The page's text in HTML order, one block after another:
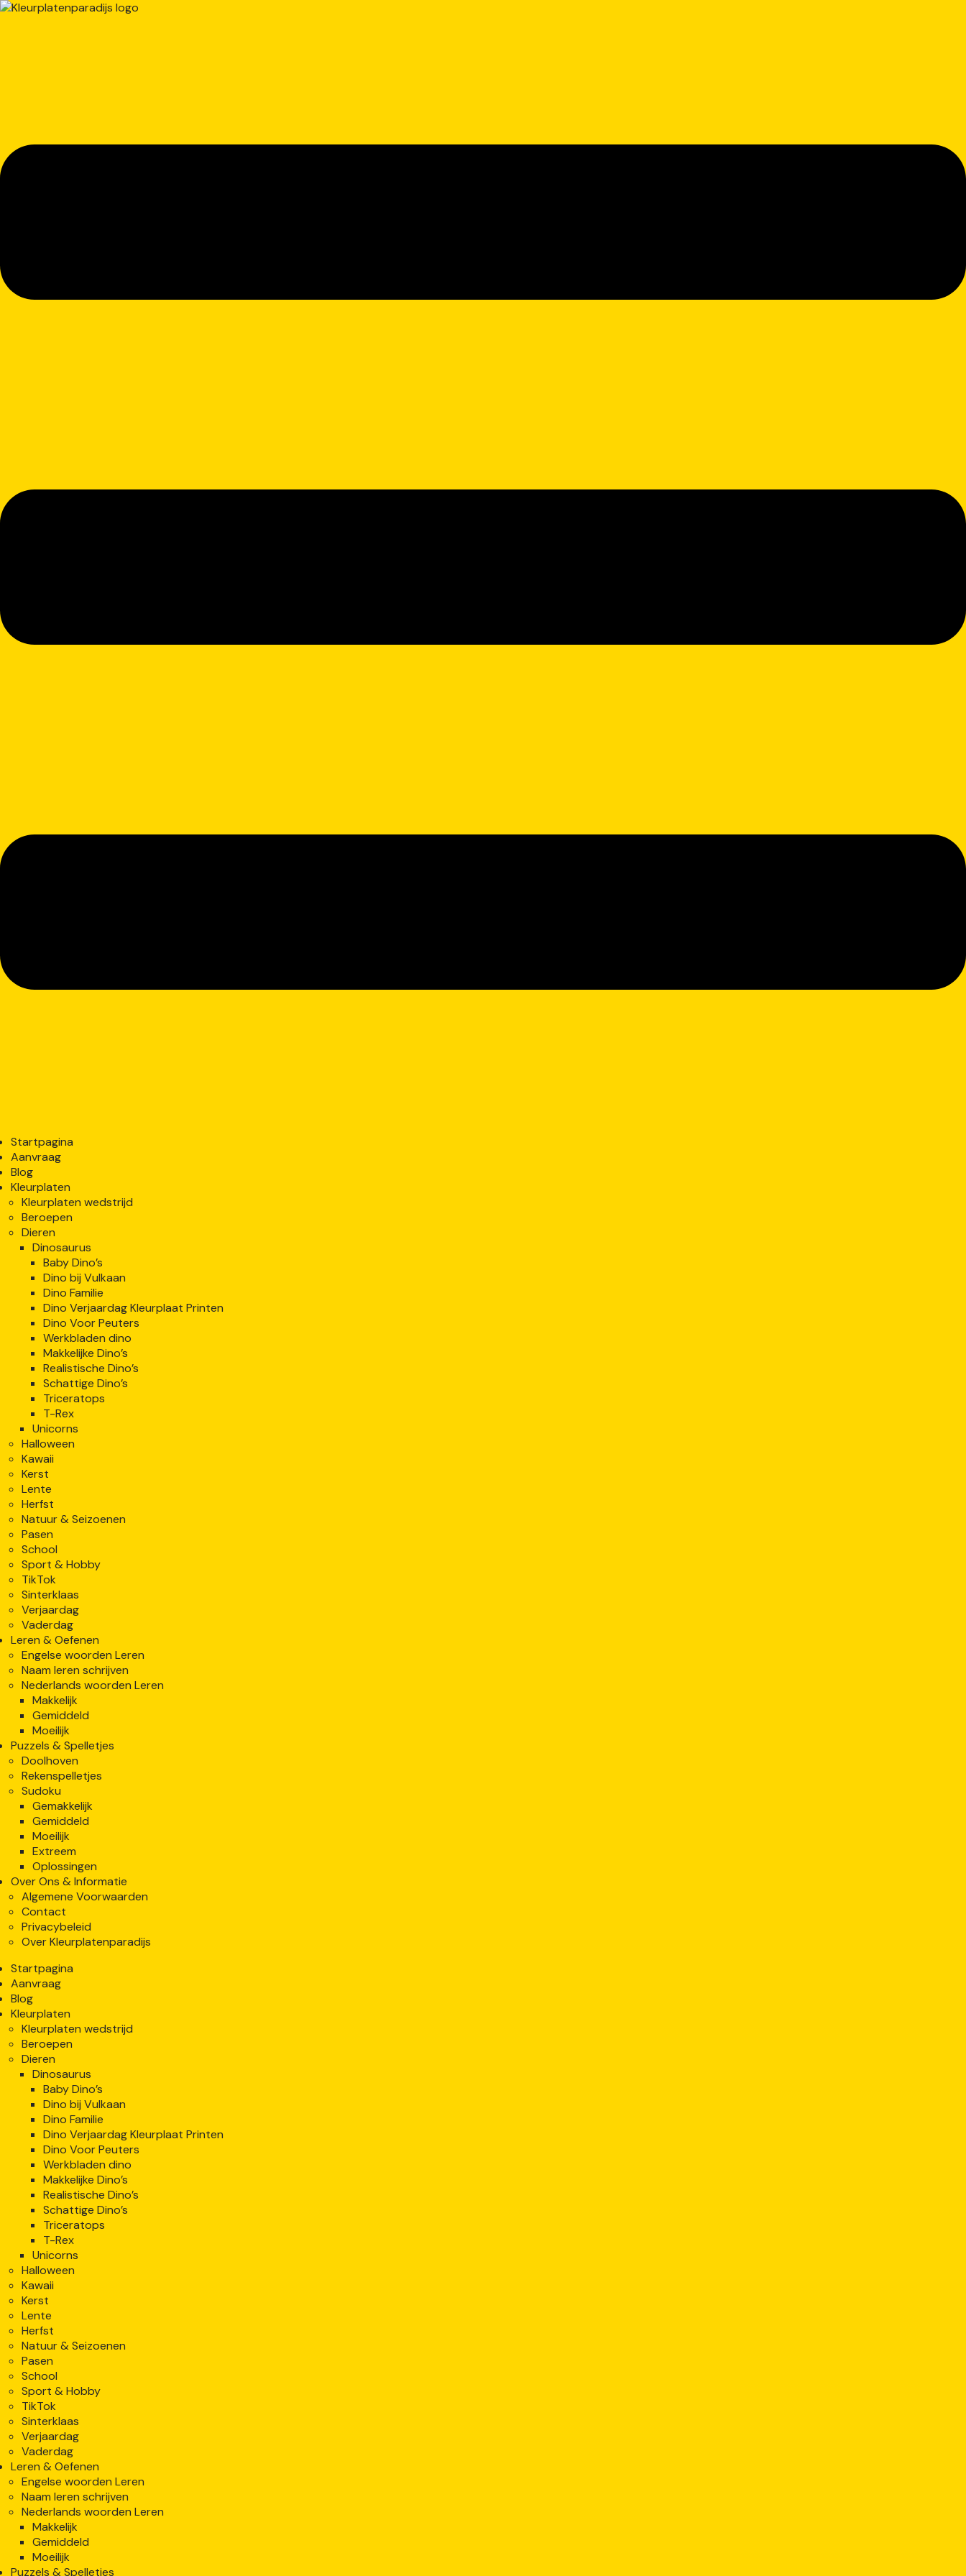
Startpagina
Aanvraag
Blog
Kleurplaten
Kleurplaten wedstrijd
Beroepen
Dieren
Dinosaurus
Baby Dino’s
Dino bij Vulkaan
Dino Familie
Dino Verjaardag Kleurplaat Printen
Dino Voor Peuters
Werkbladen dino
Makkelijke Dino’s
Realistische Dino’s
Schattige Dino’s
Triceratops
T-Rex
Unicorns
Halloween
Kawaii
Kerst
Lente
Herfst
Natuur & Seizoenen
Pasen
School
Sport & Hobby
TikTok
Sinterklaas
Verjaardag
Vaderdag
Leren & Oefenen
Engelse woorden Leren
Naam leren schrijven
Nederlands woorden Leren
Makkelijk
Gemiddeld
Moeilijk
Puzzels & Spelletjes
Doolhoven
Rekenspelletjes
Sudoku
Gemakkelijk
Gemiddeld
Moeilijk
Extreem
Oplossingen
Over Ons & Informatie
Algemene Voorwaarden
Contact
Privacybeleid
Over Kleurplatenparadijs
Startpagina
Aanvraag
Blog
Kleurplaten
Kleurplaten wedstrijd
Beroepen
Dieren
Dinosaurus
Baby Dino’s
Dino bij Vulkaan
Dino Familie
Dino Verjaardag Kleurplaat Printen
Dino Voor Peuters
Werkbladen dino
Makkelijke Dino’s
Realistische Dino’s
Schattige Dino’s
Triceratops
T-Rex
Unicorns
Halloween
Kawaii
Kerst
Lente
Herfst
Natuur & Seizoenen
Pasen
School
Sport & Hobby
TikTok
Sinterklaas
Verjaardag
Vaderdag
Leren & Oefenen
Engelse woorden Leren
Naam leren schrijven
Nederlands woorden Leren
Makkelijk
Gemiddeld
Moeilijk
Puzzels & Spelletjes